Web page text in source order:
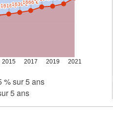
2015 2017 2019 2021
€
€
1616 €
1616 €1639 €
1639 €1666 €
1666 €
% sur 5 ans
5 ans